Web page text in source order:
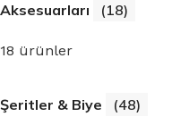
Aksesuarları
(18)
18 ürünler
Şeritler & Biye (48)